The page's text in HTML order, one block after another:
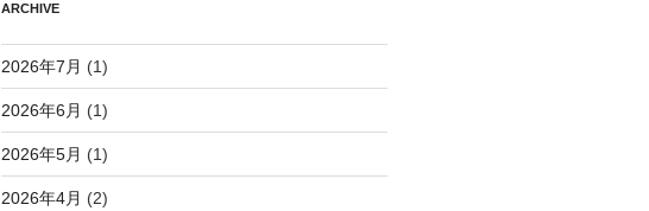
ARCHIVE
2026年7月 (1)
2026年6月 (1)
2026年5月 (1)
2026年4月 (2)